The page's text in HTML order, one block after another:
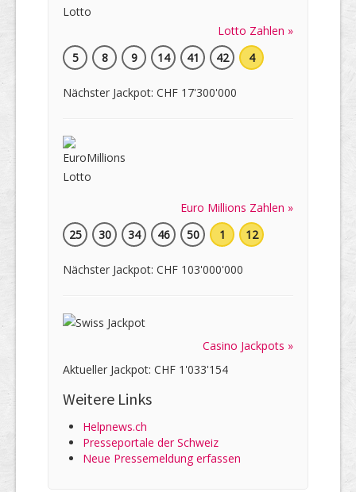
Lotto Zahlen »
5
8 9 14 41 42 4
Nächster Jackpot: CHF 17'300'000
Euro Millions Zahlen »
25
30 34 46 50 1 12
Nächster Jackpot: CHF 103'000'000
Casino Jackpots »
Aktueller Jackpot: CHF 1'033'154
Weitere Links
Helpnews.ch
Presseportale der Schweiz
Neue Pressemeldung erfassen